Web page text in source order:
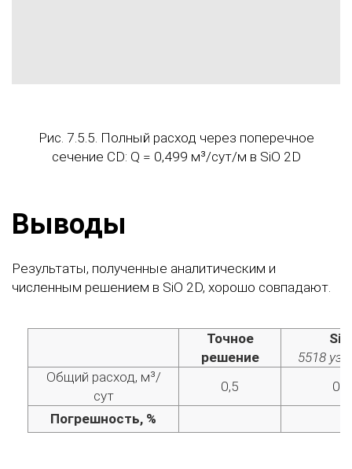
Рис. 7.5.5. Полный расход через поперечное
сечение CD: Q = 0,499 м³/сут/м в SiO 2D
Выводы
Результаты, полученные аналитическим и
численным решением в SiO 2D, хорошо совпадают.
Точное
решение
5518
Общий расход, м³/
сут
0,5
Погрешность, %